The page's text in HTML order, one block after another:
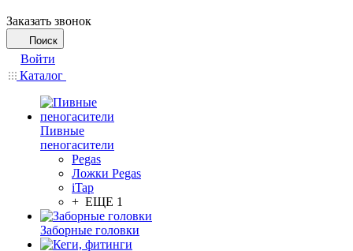
Заказать звонок
Поиск
Войти
Каталог
Пивные
пеногасители
Pegas
Ложки Pegas
iTap
+ ЕЩЕ 1
Заборные головки